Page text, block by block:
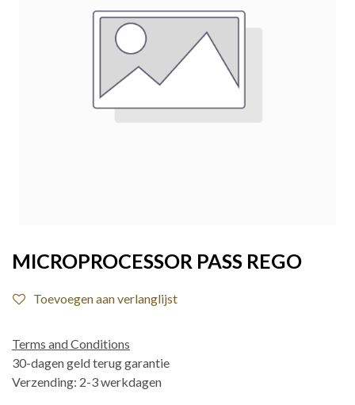
MICROPROCESSOR PASS REGO
Toevoegen aan verlanglijst
Terms and Conditions
30-dagen geld terug garantie
Verzending: 2-3 werkdagen